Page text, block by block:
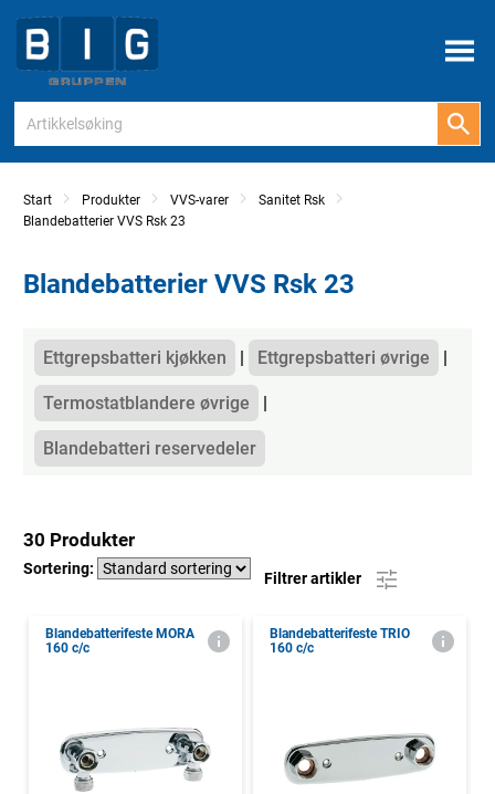
Meny
Start Produkter VVS-varer
Sanitet Rsk
Blandebatterier VVS Rsk 23
Blandebatterier VVS Rsk 23
Kategorier
Ettgrepsbatteri kjøkken Ettgrepsbatteri øvrige
Termostatblandere øvrige
Blandebatteri reservedeler
30 Produkter
Sortering:
Filtrer artikler
Blandebatterifeste MORA
160 c/c
Blandebatterifeste TRIO
160 c/c